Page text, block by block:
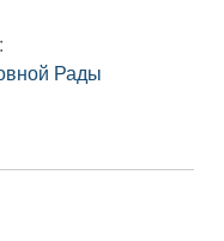
Рады